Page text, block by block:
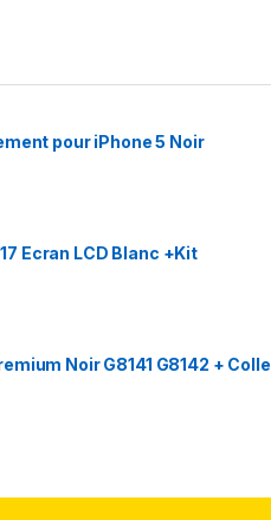
pour iPhone 5 Noir
Ecran LCD Blanc +Kit
Noir G8141 G8142 + Colle